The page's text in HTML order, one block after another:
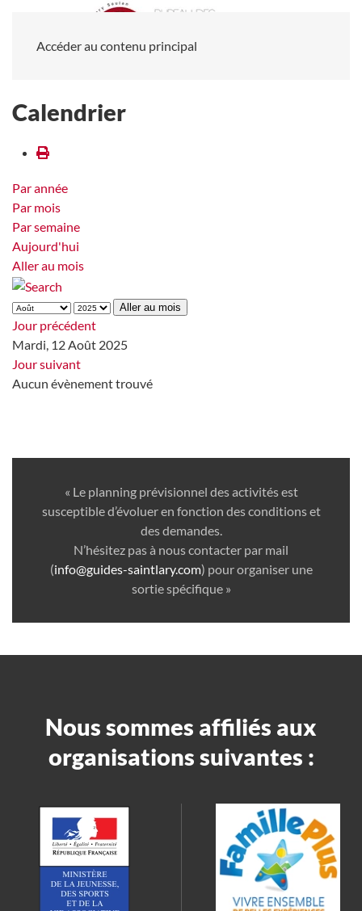
Accéder au contenu principal
Calendrier
Par année
Par mois
Par semaine
Aujourd'hui
Aller au mois
Aller au mois
Jour précédent
Mardi, 12 Août 2025
Jour suivant
Aucun évènement trouvé
« Le planning prévisionnel des activités est
susceptible d’évoluer en fonction des conditions et
des demandes.
N’hésitez pas à nous contacter par mail
(info@guides-saintlary.com) pour organiser une
sortie spécifique »
Nous sommes affiliés aux
organisations suivantes :